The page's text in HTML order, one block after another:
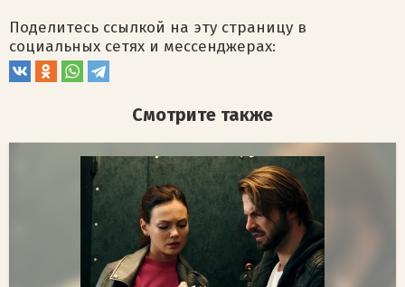
Поделитесь ссылкой на эту страницу в
социальных сетях и мессенджерах:
Смотрите также